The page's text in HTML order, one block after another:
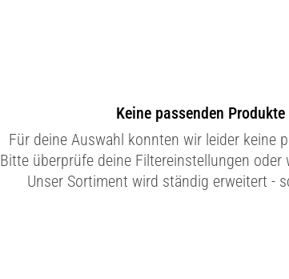
Keine passenden
Für deine Auswahl konnten wir leider keine
Bitte überprüfe deine Filtereinstellungen oder
Unser Sortiment wird ständig erweitert -